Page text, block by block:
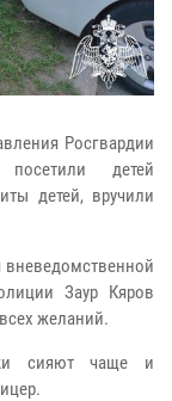
Росгвардии
посетили детей
детей, вручили
вневедомственной
Заур Кяров
желаний.
сияют чаще и